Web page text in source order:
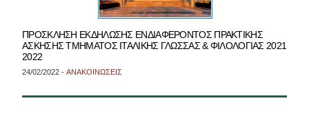
ΠΡΟΣΚΛΗΣΗ ΕΚΔΗΛΩΣΗΣ ΕΝΔΙΑΦΕΡΟΝΤΟΣ ΠΡΑΚΤΙΚΗΣ
ΑΣΚΗΣΗΣ ΤΜΗΜΑΤΟΣ ΙΤΑΛΙΚΗΣ ΓΛΩΣΣΑΣ & ΦΙΛΟΛΟΓΙΑΣ 2021
2022
24/02/2022 - ΑΝΑΚΟΙΝΩΣΕΙΣ